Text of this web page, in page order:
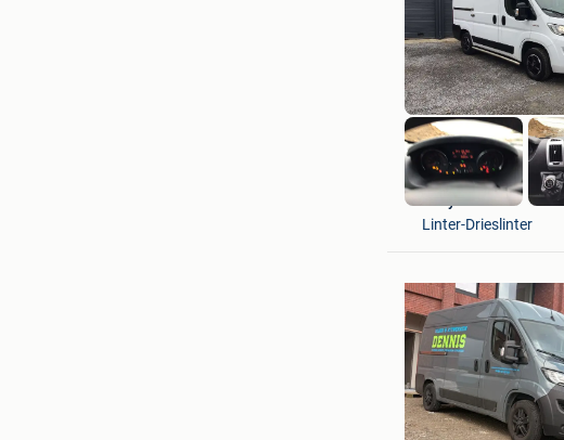
Sneyers Hans
Linter-Drieslinter
Dennis